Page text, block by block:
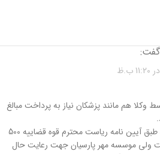
گفت:
وکلا هم مانند پزشکان نیاز به پرداخت مبالغ
تعرفه مششاوره طبق آیین نامه ریاست محترم قوه قضاییه 500
ولی موسسه مهر پارسیان جهت رعایت حال